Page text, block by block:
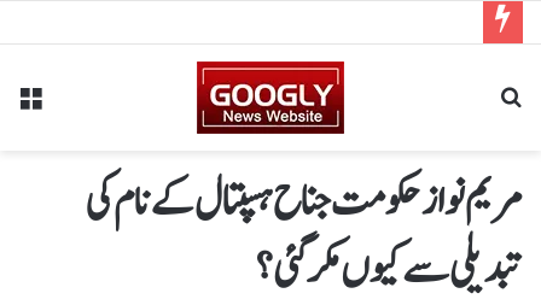
مریم نواز حکومت جناح ہسپتال کے نام کی
تبدیلی سے کیوں مکر گئی؟